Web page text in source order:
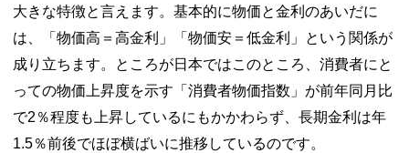
大きな特徴と言えます。基本的に物価と金利のあいだに
は、「物価高＝高金利」「物価安＝低金利」という関係が
成り立ちます。ところが日本ではこのところ、消費者にと
っての物価上昇度を示す「消費者物価指数」が前年同月比
で2％程度も上昇しているにもかかわらず、長期金利は年
1.5％前後でほぼ横ばいに推移しているのです。